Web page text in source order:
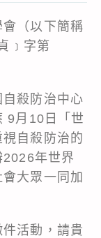
（以下簡稱
﹞字第
殺防治中心
9月10日「世
自殺防治的
年世界
大眾一同加
活動，請貴